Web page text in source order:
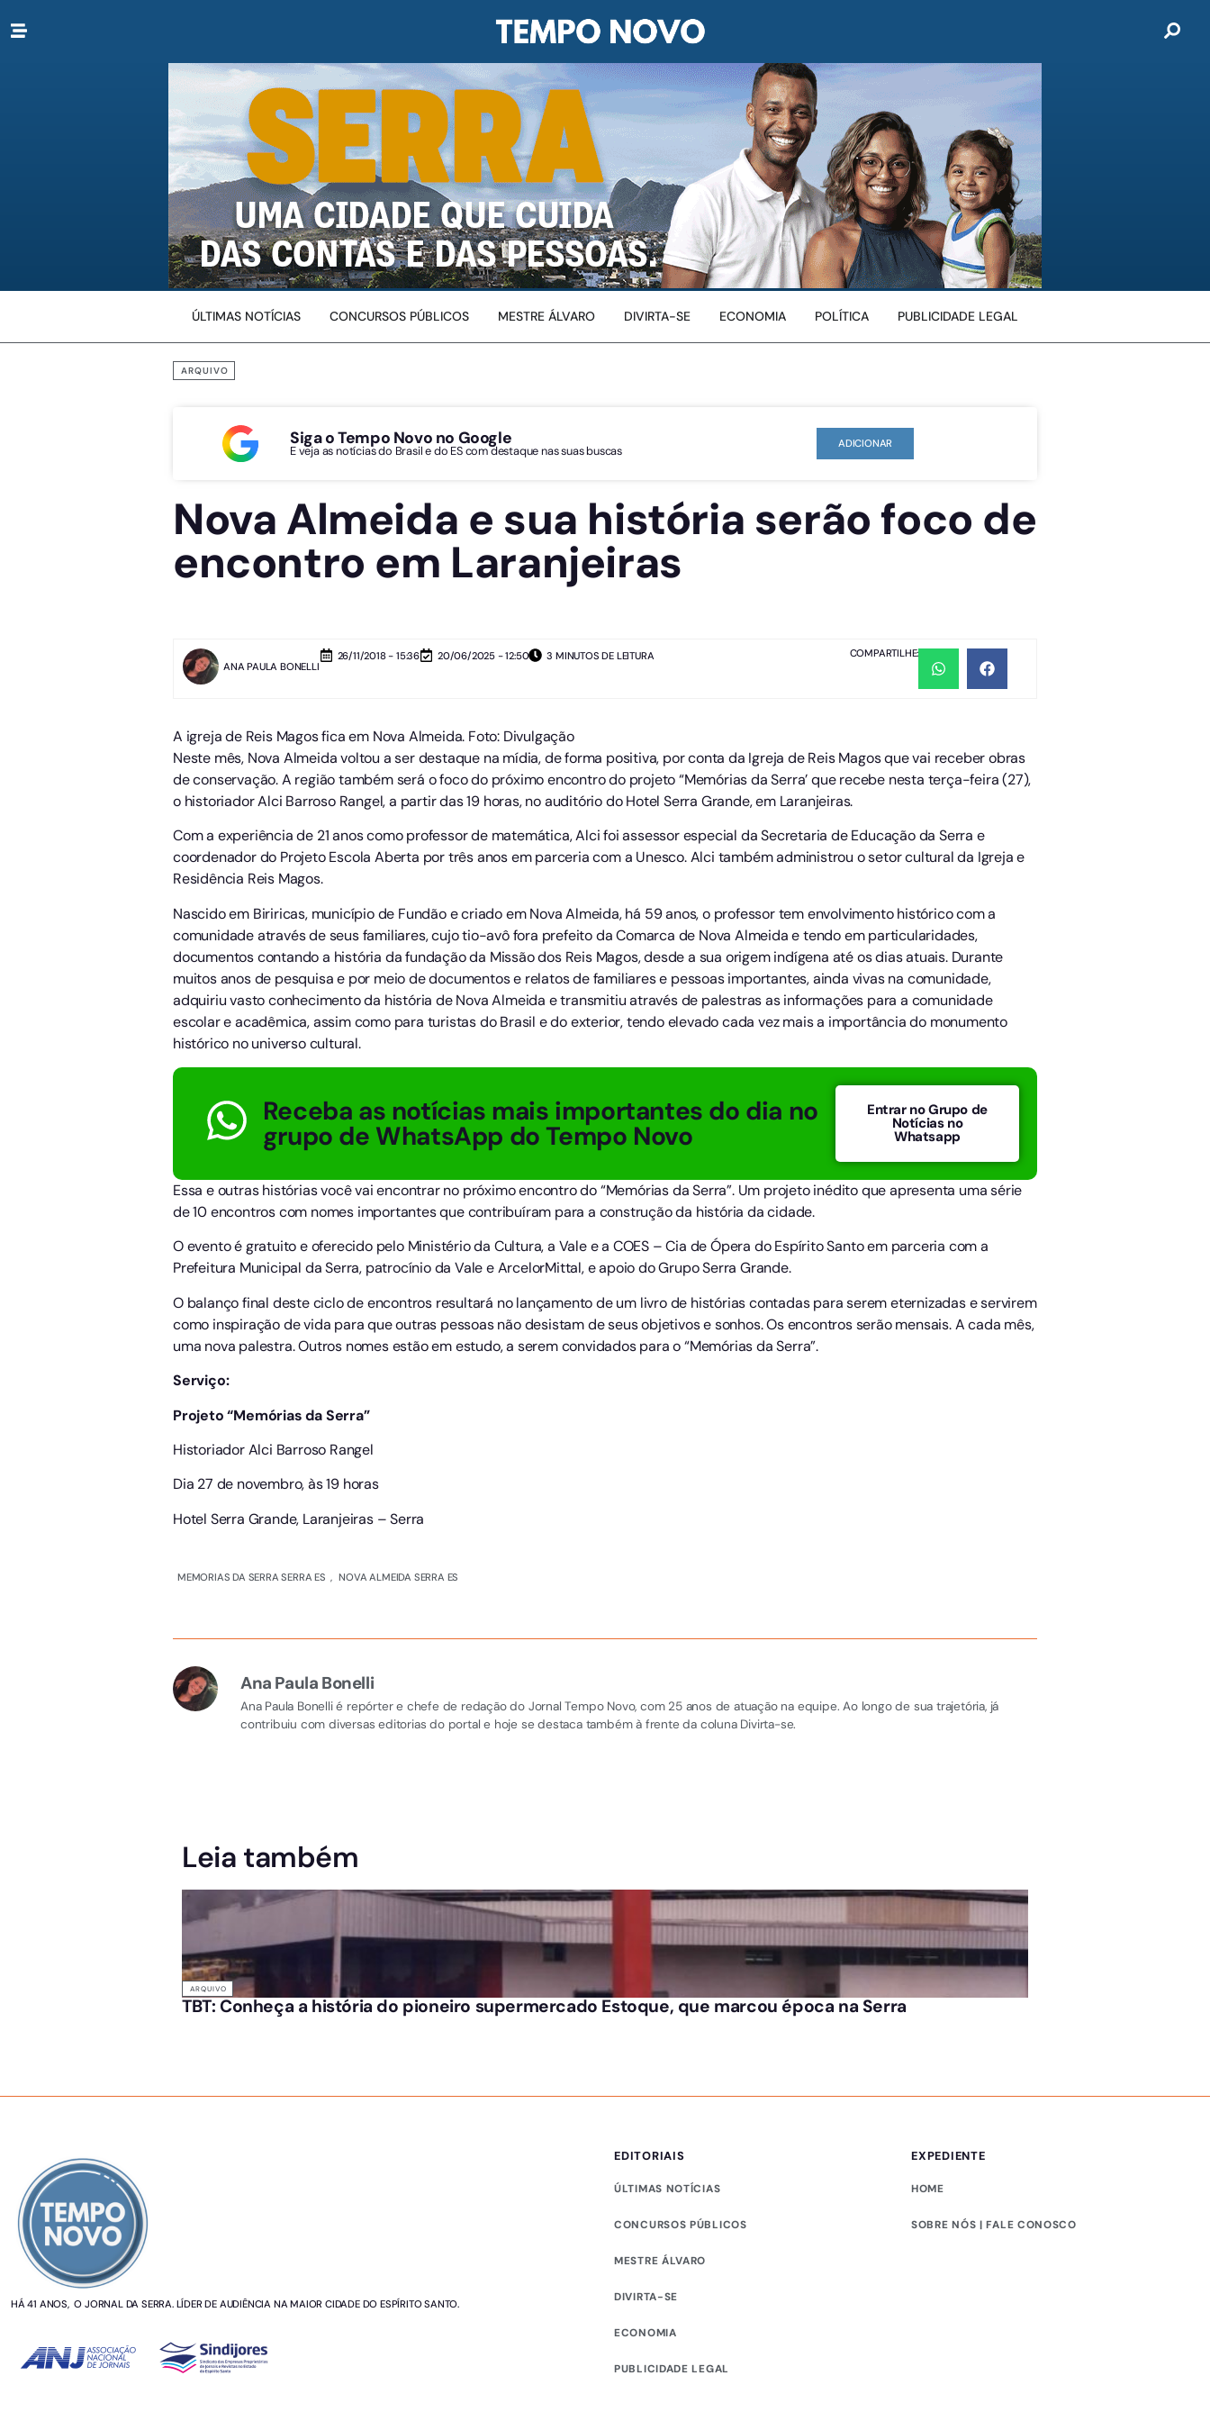
ÚLTIMAS NOTÍCIAS CONCURSOS PÚBLICOS MESTRE ÁLVARO DIVIRTA-SE ECONOMIA POLÍTICA PUBLICIDADE LEGAL
ARQUIVO
Siga o Tempo Novo no Google
E veja as notícias do Brasil e do ES com destaque nas suas buscas ADICIONAR
Nova Almeida e sua história serão foco de
encontro em Laranjeiras
ANA PAULA BONELLI
26/11/2018 - 15:36 20/06/2025 - 12:50 3 MINUTOS DE LEITURA COMPARTILHE:
A igreja de Reis Magos fica em Nova Almeida. Foto: Divulgação
Neste mês, Nova Almeida voltou a ser destaque na mídia, de forma positiva, por conta da Igreja de Reis Magos que vai receber obras
de conservação. A região também será o foco do próximo encontro do projeto “Memórias da Serra’ que recebe nesta terça-feira (27),
o historiador Alci Barroso Rangel, a partir das 19 horas, no auditório do Hotel Serra Grande, em Laranjeiras.
Com a experiência de 21 anos como professor de matemática, Alci foi assessor especial da Secretaria de Educação da Serra e
coordenador do Projeto Escola Aberta por três anos em parceria com a Unesco. Alci também administrou o setor cultural da Igreja e
Residência Reis Magos.
Nascido em Biriricas, município de Fundão e criado em Nova Almeida, há 59 anos, o professor tem envolvimento histórico com a
comunidade através de seus familiares, cujo tio-avô fora prefeito da Comarca de Nova Almeida e tendo em particularidades,
documentos contando a história da fundação da Missão dos Reis Magos, desde a sua origem indígena até os dias atuais. Durante
muitos anos de pesquisa e por meio de documentos e relatos de familiares e pessoas importantes, ainda vivas na comunidade,
adquiriu vasto conhecimento da história de Nova Almeida e transmitiu através de palestras as informações para a comunidade
escolar e acadêmica, assim como para turistas do Brasil e do exterior, tendo elevado cada vez mais a importância do monumento
histórico no universo cultural.
Receba as notícias mais importantes do dia no
grupo de WhatsApp do Tempo Novo
Entrar no Grupo de
Notícias no
Whatsapp
Essa e outras histórias você vai encontrar no próximo encontro do “Memórias da Serra”. Um projeto inédito que apresenta uma série
de 10 encontros com nomes importantes que contribuíram para a construção da história da cidade.
O evento é gratuito e oferecido pelo Ministério da Cultura, a Vale e a COES – Cia de Ópera do Espírito Santo em parceria com a
Prefeitura Municipal da Serra, patrocínio da Vale e ArcelorMittal, e apoio do Grupo Serra Grande.
O balanço final deste ciclo de encontros resultará no lançamento de um livro de histórias contadas para serem eternizadas e servirem
como inspiração de vida para que outras pessoas não desistam de seus objetivos e sonhos. Os encontros serão mensais. A cada mês,
uma nova palestra. Outros nomes estão em estudo, a serem convidados para o “Memórias da Serra”.
Serviço:
Projeto “Memórias da Serra”
Historiador Alci Barroso Rangel
Dia 27 de novembro, às 19 horas
Hotel Serra Grande, Laranjeiras – Serra
MEMORIAS DA SERRA SERRA ES , NOVA ALMEIDA SERRA ES
Ana Paula Bonelli
Ana Paula Bonelli é repórter e chefe de redação do Jornal Tempo Novo, com 25 anos de atuação na equipe. Ao longo de sua trajetória, já
contribuiu com diversas editorias do portal e hoje se destaca também à frente da coluna Divirta-se.
Leia também
ARQUIVO
TBT: Conheça a história do pioneiro supermercado Estoque, que marcou época na Serra
HÁ 41 ANOS, O JORNAL DA SERRA. LÍDER DE AUDIÊNCIA NA MAIOR CIDADE DO ESPÍRITO SANTO.
EDITORIAIS
ÚLTIMAS NOTÍCIAS
CONCURSOS PÚBLICOS
MESTRE ÁLVARO
DIVIRTA-SE
ECONOMIA
PUBLICIDADE LEGAL
EXPEDIENTE
HOME
SOBRE NÓS | FALE CONOSCO